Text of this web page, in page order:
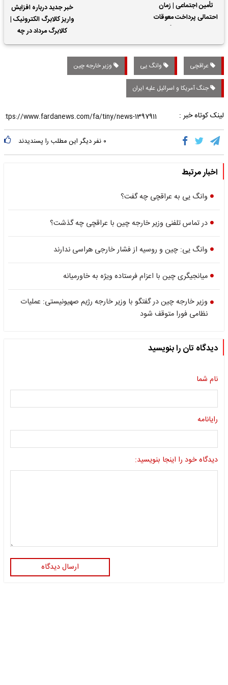
تأمین اجتماعی | زمان
احتمالی پرداخت معوقات
خبر جدید درباره افزایش
واریز کالابرگ الکترونیک |
کالابرگ مرداد در چه
تاریخی واریز خواهد شد؟
عراقچی وانگ یی وزیر خارجه چین
جنگ آمریکا و اسرائیل علیه ایران
لینک کوتاه خبر :
۰ نفر دیگر این مطلب را پسندیدند
اخبار مرتبط
وانگ یی به عراقچی چه گفت؟
در تماس تلفنی وزیر خارجه چین با عراقچی چه گذشت؟
وانگ یی: چین و روسیه از فشار خارجی هراسی ندارند
میانجیگری چین با اعزام فرستاده ویژه به خاورمیانه
وزیر خارجه چین در گفتگو با وزیر خارجه رژیم صهیونیستی: عملیات
نظامی فورا متوقف شود
دیدگاه تان را بنویسید
نام شما
رایانامه
دیدگاه خود را اینجا بنویسید:
ارسال دیدگاه